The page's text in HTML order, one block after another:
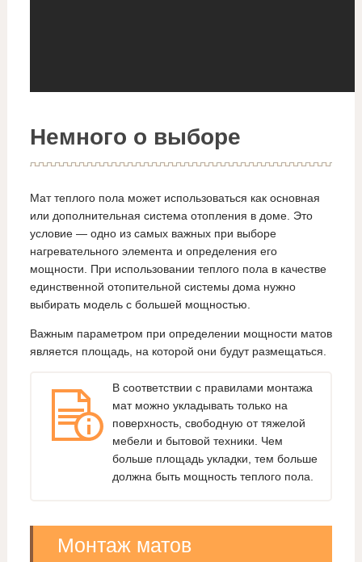
Немного о выборе
Мат теплого пола может использоваться как основная
или дополнительная система отопления в доме. Это
условие — одно из самых важных при выборе
нагревательного элемента и определения его
мощности. При использовании теплого пола в качестве
единственной отопительной системы дома нужно
выбирать модель с большей мощностью.
Важным параметром при определении мощности матов
является площадь, на которой они будут размещаться.
В соответствии с правилами монтажа
мат можно укладывать только на
поверхность, свободную от тяжелой
мебели и бытовой техники. Чем
больше площадь укладки, тем больше
должна быть мощность теплого пола.
Монтаж матов